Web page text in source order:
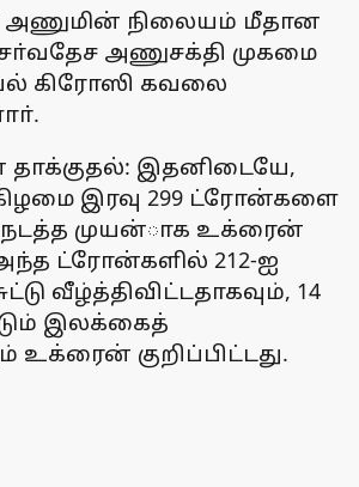
நிலையம் மீதான
சா்வதேச அணுசக்தி முகமை
கிரோஸி கவலை
இதனிடையே,
இரவு 299 ட்ரோன்களை
நடத்த முயன்ாக உக்ரைன்
அந்த ட்ரோன்களில் 212-ஐ
வீழ்த்திவிட்டதாகவும், 14
இலக்கைத்
உக்ரைன் குறிப்பிட்டது.